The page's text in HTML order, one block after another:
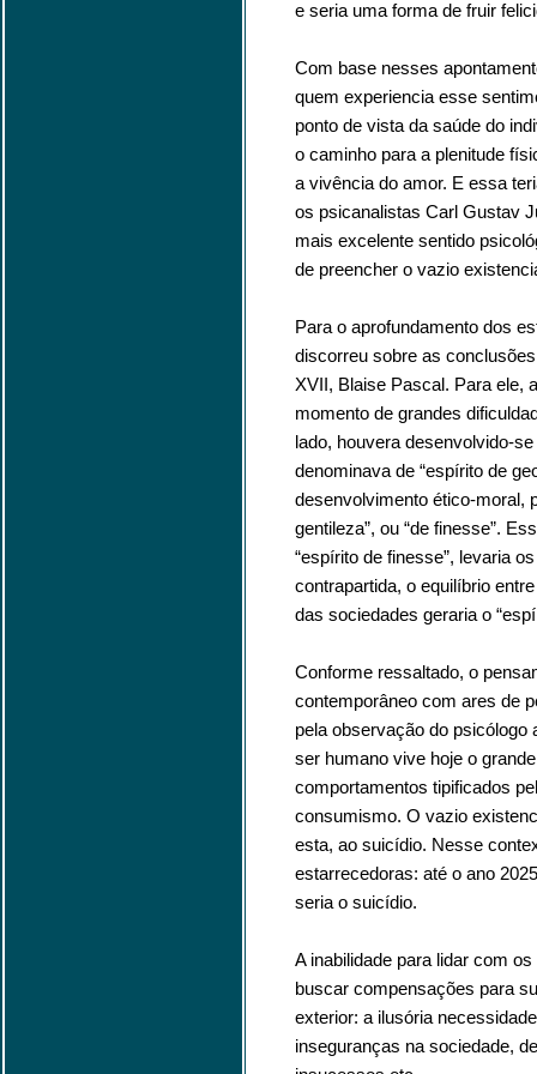
e seria uma forma de fruir
Com base nesses
quem experiencia esse
ponto de vista da saúde do
o caminho para a plenitude
a vivência do amor. E essa
os psicanalistas Carl Gustav
mais excelente sentido
de preencher o vazio
Para o aprofundamento dos
discorreu sobre as
XVII, Blaise Pascal. Para ele,
momento de grandes
lado, houvera desenvolvido-
denominava de “espírito de
desenvolvimento ético-moral,
gentileza”, ou “de finesse”.
“espírito de finesse”, levaria
contrapartida, o equilíbrio
das sociedades geraria o
Conforme ressaltado, o
contemporâneo com ares de
pela observação do psicólogo
ser humano vive hoje o
comportamentos tipificados
consumismo. O vazio
esta, ao suicídio. Nesse
estarrecedoras: até o ano
seria o suicídio.
A inabilidade para lidar com
buscar compensações para
exterior: a ilusória
inseguranças na sociedade,